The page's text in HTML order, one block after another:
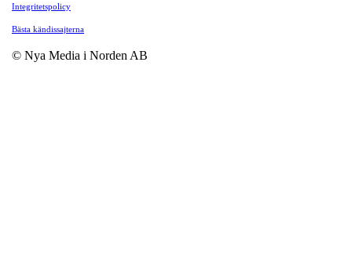
Integritetspolicy
Bästa kändissajterna
© Nya Media i Norden AB